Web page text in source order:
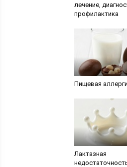
лечение,
профилактика
Пищевая
Лактазная